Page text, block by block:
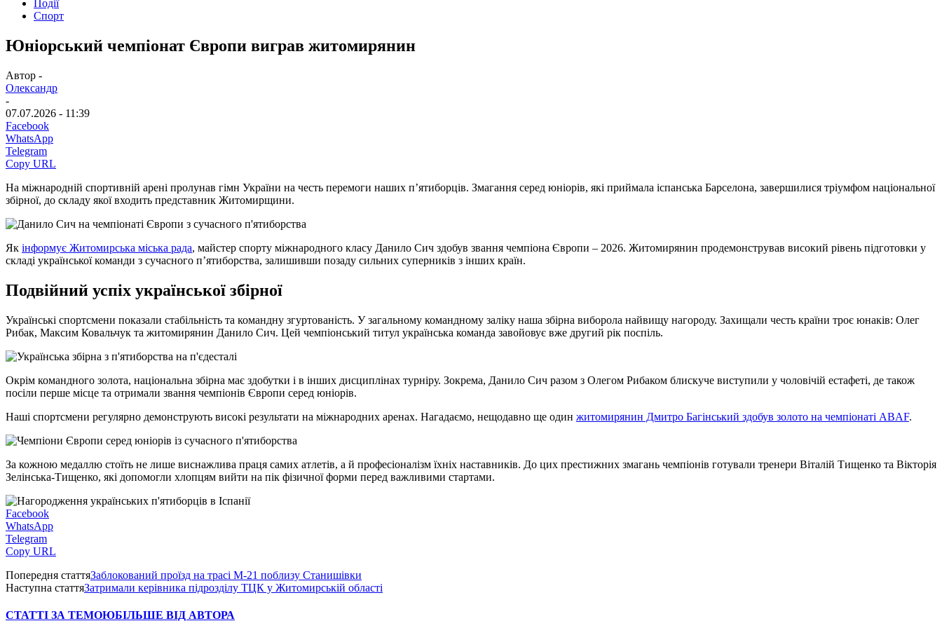
Події
Спорт
Юніорський чемпіонат Європи виграв житомирянин
Автор -
Олександр
-
07.07.2026 - 11:39
Facebook
WhatsApp
Telegram
Copy URL
На міжнародній спортивній арені пролунав гімн України на честь перемоги наших п’ятиборців. Змагання серед юніорів, які приймала іспанська Барселона, завершилися тріумфом національної
збірної, до складу якої входить представник Житомирщини.
Як інформує Житомирська міська рада, майстер спорту міжнародного класу Данило Сич здобув звання чемпіона Європи – 2026. Житомирянин продемонстрував високий рівень підготовки у
складі української команди з сучасного пʼятиборства, залишивши позаду сильних суперників з інших країн.
Подвійний успіх української збірної
Українські спортсмени показали стабільність та командну згуртованість. У загальному командному заліку наша збірна виборола найвищу нагороду. Захищали честь країни троє юнаків: Олег
Рибак, Максим Ковальчук та житомирянин Данило Сич. Цей чемпіонський титул українська команда завойовує вже другий рік поспіль.
Окрім командного золота, національна збірна має здобутки і в інших дисциплінах турніру. Зокрема, Данило Сич разом з Олегом Рибаком блискуче виступили у чоловічій естафеті, де також
посіли перше місце та отримали звання чемпіонів Європи серед юніорів.
Наші спортсмени регулярно демонструють високі результати на міжнародних аренах. Нагадаємо, нещодавно ще один житомирянин Дмитро Багінський здобув золото на чемпіонаті ABAF.
За кожною медаллю стоїть не лише виснажлива праця самих атлетів, а й професіоналізм їхніх наставників. До цих престижних змагань чемпіонів готували тренери Віталій Тищенко та Вікторія
Зелінська-Тищенко, які допомогли хлопцям вийти на пік фізичної форми перед важливими стартами.
Facebook
WhatsApp
Telegram
Copy URL
Попередня статтяЗаблокований проїзд на трасі М-21 поблизу Станишівки
Наступна статтяЗатримали керівника підрозділу ТЦК у Житомирській області
СТАТТІ ЗА ТЕМОЮБІЛЬШЕ ВІД АВТОРА